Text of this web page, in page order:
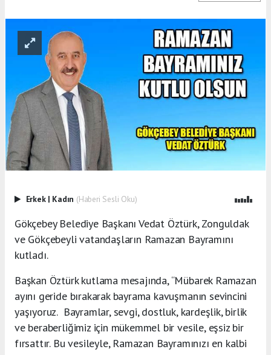
Erkek | Kadın (Haberi Sesli Oku)
Gökçebey Belediye Başkanı Vedat Öztürk, Zonguldak
ve Gökçebeyli vatandaşların Ramazan Bayramını
kutladı.
Başkan Öztürk kutlama mesajında, “Mübarek Ramazan
ayını geride bırakarak bayrama kavuşmanın sevincini
yaşıyoruz. Bayramlar, sevgi, dostluk, kardeşlik, birlik
ve beraberliğimiz için mükemmel bir vesile, eşsiz bir
fırsattır. Bu vesileyle, Ramazan Bayramınızı en kalbi